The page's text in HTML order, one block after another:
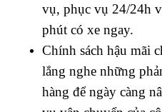
vụ, phục vụ 24/24h
phút có xe ngay.
Chính sách hậu mãi
lắng nghe những
hàng để ngày càng